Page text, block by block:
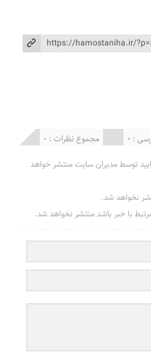
مجموع نظرات : 0 : 0
توسط مدیران سایت منتشر خواهد
نخواهد شد.
با خبر باشد منتشر نخواهد شد.